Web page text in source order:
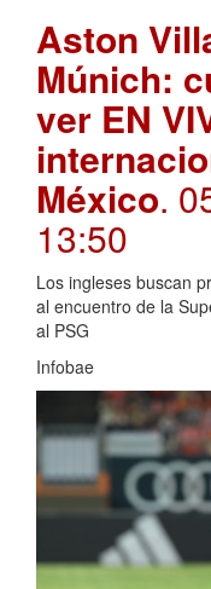
Aston
Múnich:
ver EN
México.
13:50
Los ingleses buscan
al encuentro de la
al PSG
Infobae